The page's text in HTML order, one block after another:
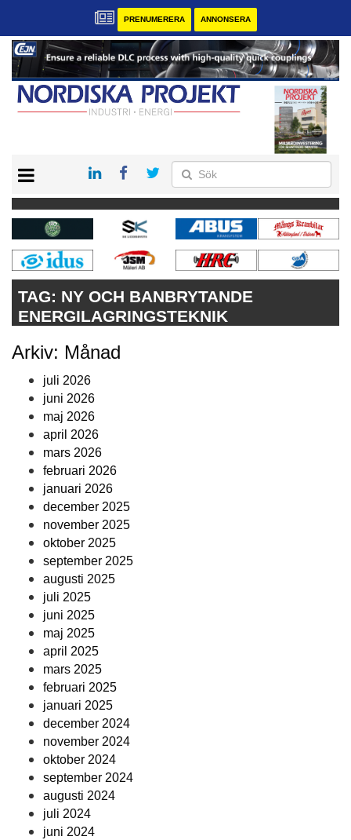
PRENUMERERA ANNONSERA
KONTAKT
VÅRA ANDRA MAGASIN
PRENUMERERA
ANNONSERA
TAG: NY OCH BANBRYTANDE
ENERGILAGRINGSTEKNIK
Arkiv: Månad
juli 2026
juni 2026
maj 2026
april 2026
mars 2026
februari 2026
januari 2026
december 2025
november 2025
oktober 2025
september 2025
augusti 2025
juli 2025
juni 2025
maj 2025
april 2025
mars 2025
februari 2025
januari 2025
december 2024
november 2024
oktober 2024
september 2024
augusti 2024
juli 2024
juni 2024